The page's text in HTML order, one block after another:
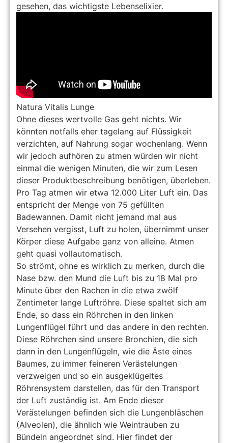
gesehen, das wichtigste Lebenselixier.
Natura Vitalis Lunge
Ohne dieses wertvolle Gas geht nichts. Wir
könnten notfalls eher tagelang auf Flüssigkeit
verzichten, auf Nahrung sogar wochenlang. Wenn
wir jedoch aufhören zu atmen würden wir nicht
einmal die wenigen Minuten, die wir zum Lesen
dieser Produktbeschreibung benötigen, überleben.
Pro Tag atmen wir etwa 12.000 Liter Luft ein. Das
entspricht der Menge von 75 gefüllten
Badewannen. Damit nicht jemand mal aus
Versehen vergisst, Luft zu holen, übernimmt unser
Körper diese Aufgabe ganz von alleine. Atmen
geht quasi vollautomatisch.
So strömt, ohne es wirklich zu merken, durch die
Nase bzw. den Mund die Luft bis zu 18 Mal pro
Minute über den Rachen in die etwa zwölf
Zentimeter lange Luftröhre. Diese spaltet sich am
Ende, so dass ein Röhrchen in den linken
Lungenflügel führt und das andere in den rechten.
Diese Röhrchen sind unsere Bronchien, die sich
dann in den Lungenflügeln, wie die Äste eines
Baumes, zu immer feineren Verästelungen
verzweigen und so ein ausgeklügeltes
Röhrensystem darstellen, das für den Transport
der Luft zuständig ist. Am Ende dieser
Verästelungen befinden sich die Lungenbläschen
(Alveolen), die ähnlich wie Weintrauben zu
Bündeln angeordnet sind. Hier findet der